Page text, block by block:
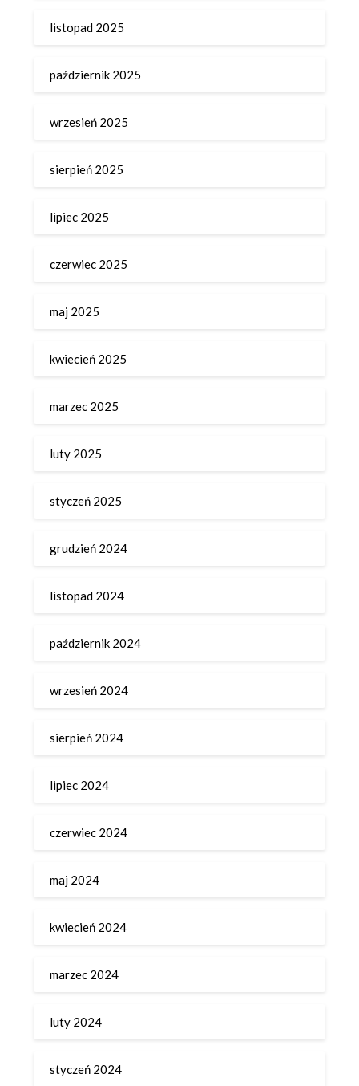
listopad 2025
październik 2025
wrzesień 2025
sierpień 2025
lipiec 2025
czerwiec 2025
maj 2025
kwiecień 2025
marzec 2025
luty 2025
styczeń 2025
grudzień 2024
listopad 2024
październik 2024
wrzesień 2024
sierpień 2024
lipiec 2024
czerwiec 2024
maj 2024
kwiecień 2024
marzec 2024
luty 2024
styczeń 2024